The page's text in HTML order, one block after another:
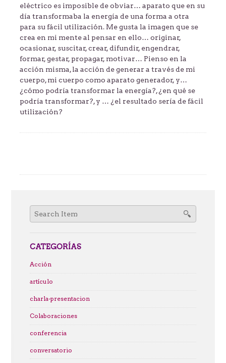
eléctrico es imposible de obviar… aparato que en su
día transformaba la energía de una forma a otra
para su fácil utilización. Me gusta la imagen que se
crea en mi mente al pensar en ello… originar,
ocasionar, suscitar, crear, difundir, engendrar,
formar, gestar, propagar, motivar… Pienso en la
acción misma, la acción de generar a través de mi
cuerpo, mi cuerpo como aparato generador, y…
¿cómo podría transformar la energía?, ¿en qué se
podría transformar?, y … ¿el resultado sería de fácil
utilización?
Search
for:
CATEGORÍAS
Acción
artículo
charla-presentacion
Colaboraciones
conferencia
conversatorio